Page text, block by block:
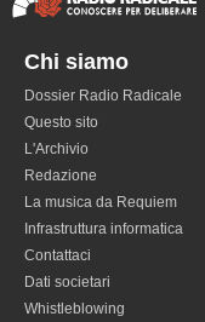
Chi siamo
Dossier Radio Radicale
Questo sito
L'Archivio
Redazione
La musica da Requiem
Infrastruttura informatica
Contattaci
Dati societari
Whistleblowing